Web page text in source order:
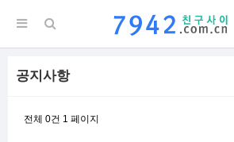
공지사항
전체 0건 1 페이지